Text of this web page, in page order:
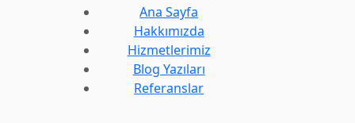
Ana Sayfa
Hakkımızda
Hizmetlerimiz
Blog Yazıları
Referanslar